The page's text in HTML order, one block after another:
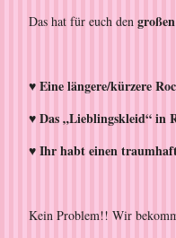
Das hat für euch den
♥ Eine längere/kürzere
♥ Das „Lieblingskleid“ in
♥ Ihr habt einen
Kein Problem!! Wir